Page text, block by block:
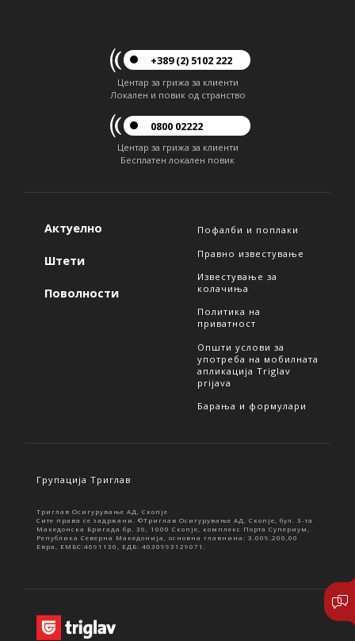
+389 (2) 5102 222
Центар за грижа за клиенти
Локален и повик од странство
0800 02222
Центар за грижа за клиенти
Бесплатен локален повик
Актуелно
Штети
Поволности
Пофалби и поплаки
Правно известување
Известување за
колачиња
Политика на
приватност
Општи услови за
употреба на мобилната
апликација Triglav
prijava
Барања и формулари
Групација Триглав
Триглав Осигурување АД, Скопје
Сите права се задржани. ©Триглав Осигурување АД, Скопје, бул. 3-та
Македонска Бригада бр. 36, 1000 Скопје, комплекс Порта Супериум,
Република Северна Македонија, основна главнина: 3.009.200,00
Евра, ЕМБС:4691130, ЕДБ: 4030993129071.